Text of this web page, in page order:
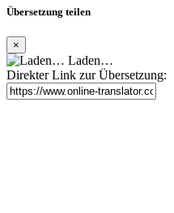
Übersetzung teilen
×
Laden…
Direkter Link zur Übersetzung: